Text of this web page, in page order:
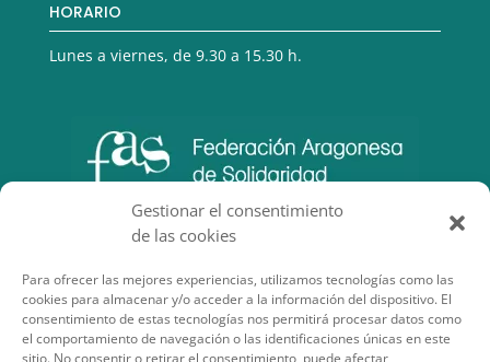
Gestionar el consentimiento
de las cookies
Para ofrecer las mejores experiencias, utilizamos tecnologías como las
cookies para almacenar y/o acceder a la información del dispositivo. El
consentimiento de estas tecnologías nos permitirá procesar datos como
el comportamiento de navegación o las identificaciones únicas en este
sitio. No consentir o retirar el consentimiento, puede afectar
HORARIO
Lunes a viernes, de 9.30 a 15.30 h.